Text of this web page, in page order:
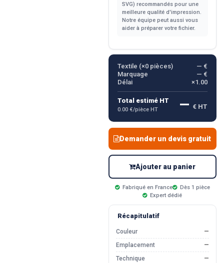
SVG) recommandés pour une
meilleure qualité d'impression.
Notre équipe peut aussi vous
aider à préparer votre fichier.
Textile (×0pièces)
— €
Marquage
— €
Délai
×1.00
Total estimé HT
0.00 €/pièce HT — € HT
Demander un devis gratuit
Ajouter au panier
Fabriqué en France
Dès 1 pièce
Expert dédié
Récapitulatif
Couleur
—
Emplacement
—
Technique
—